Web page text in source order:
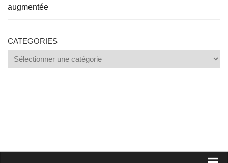
augmentée
CATEGORIES
Categories